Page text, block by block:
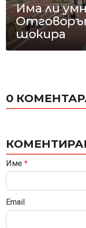
Има ли
шокира
0
Име *
Email